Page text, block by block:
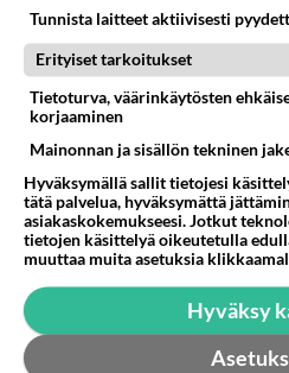
GRAFIIKKA JA KUVAT
Kysymys kuvien
Onko kenelläkään tietoa,
muuttaa valokuvien nimiä?
11.09.2023 20:42
Tunnista laitteet aktiivisesti
Erityiset tarkoitukset
Tietoturva, väärinkäytösten
korjaaminen
Mainonnan ja sisällön tekninen
Hyväksymällä sallit tietojesi
tätä palvelua, hyväksymättä
asiakaskokemukseesi. Jotkut
tietojen käsittelyä oikeutetulla
muuttaa muita asetuksia
Hyväksy